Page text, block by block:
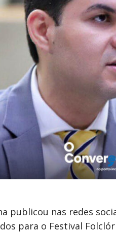
publicou nas redes
para o Festival